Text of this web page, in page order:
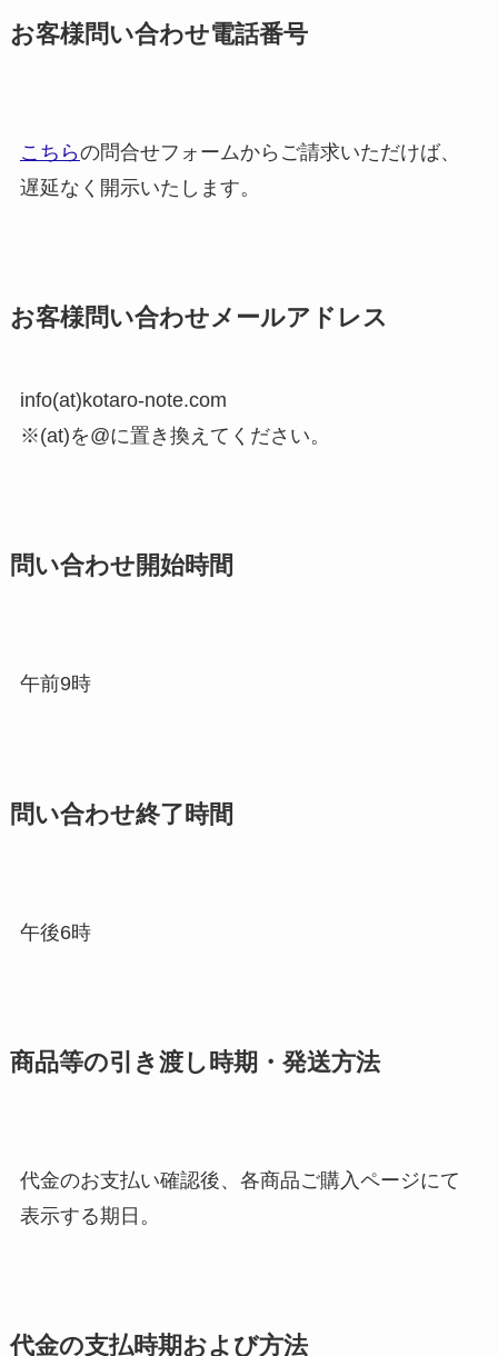
お客様問い合わせ電話番号
こちらの問合せフォームからご請求いただけば、
遅延なく開示いたします。
お客様問い合わせメールアドレス
info(at)kotaro-note.com
※(at)を@に置き換えてください。
問い合わせ開始時間
午前9時
問い合わせ終了時間
午後6時
商品等の引き渡し時期・発送方法
代金のお支払い確認後、各商品ご購入ページにて
表示する期日。
代金の支払時期および方法